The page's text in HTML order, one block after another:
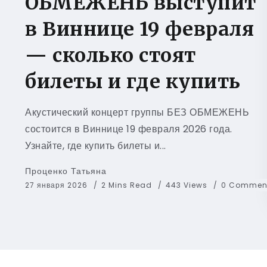
в Виннице 19 февраля
— сколько стоят
билеты и где купить
Акустический концерт группы БЕЗ ОБМЕЖЕНЬ
состоится в Виннице 19 февраля 2026 года.
Узнайте, где купить билеты и...
Проценко Татьяна
27 января 2026 2 Mins Read 443 Views 0